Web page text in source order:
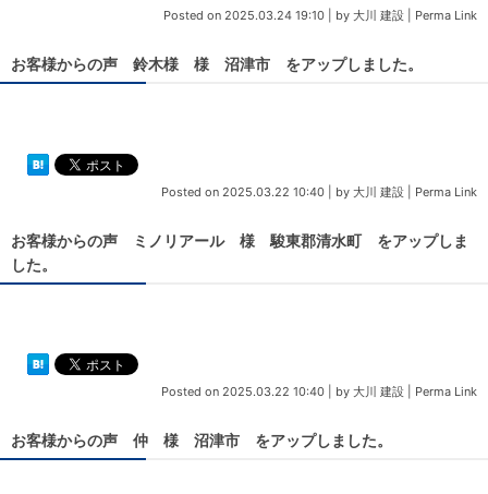
Posted on 2025.03.24 19:10 by 大川 建設 Perma Link
お客様からの声 鈴木様 様 沼津市 をアップしました。
Posted on 2025.03.22 10:40 by 大川 建設 Perma Link
お客様からの声 ミノリアール 様 駿東郡清水町 をアップしま
した。
Posted on 2025.03.22 10:40 by 大川 建設 Perma Link
お客様からの声 仲 様 沼津市 をアップしました。